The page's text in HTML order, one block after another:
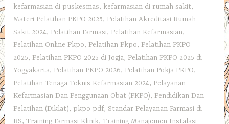
kefarmasian di puskesmas, kefarmasian di rumah sakit,
Materi Pelatihan PKPO 2025, Pelatihan Akreditasi Rumah
Sakit 2024, Pelatihan Farmasi, Pelatihan Kefarmasian,
Pelatihan Online Pkpo, Pelatihan Pkpo, Pelatihan PKPO
2025, Pelatihan PKPO 2025 di Jogja, Pelatihan PKPO 2025 di
Yogyakarta, Pelatihan PKPO 2026, Pelatihan Pokja PKPO,
Pelatihan Tenaga Teknis Kefarmasian 2024, Pelayanan
Kefarmasian Dan Penggunaan Obat (PKPO), Pendidikan Dan
Pelatihan (Diklat), pkpo pdf, Standar Pelayanan Farmasi di
RS,Training Farmasi Klinik,Training Manajemen Instalasi